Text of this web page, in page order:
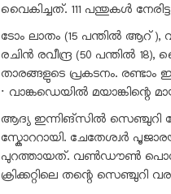
വൈകിച്ചത്. 111 പന്തുകൾ
ടോം ലാതം (15 പന്തിൽ ആറ്),
രചിൻ രവീന്ദ്ര (50 പന്തിൽ
താരങ്ങളുടെ പ്രകടനം.
∙ വാങ്കഡെയിൽ മയാങ്കിന്റെ
ആദ്യ ഇന്നിങ്സിൽ സെഞ്ചുറി
സ്കോററായി. ചേതേശ്വർ
പുറത്തായത്. വൺഡൗൺ
ക്രിക്കറ്റിലെ തന്റെ സെഞ്ചുറി